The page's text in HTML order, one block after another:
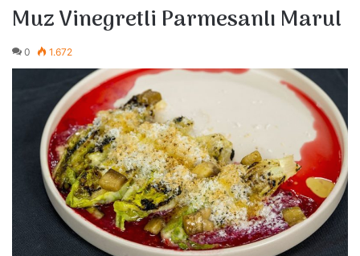
Muz Vinegretli Parmesanlı Marul
0 1.672